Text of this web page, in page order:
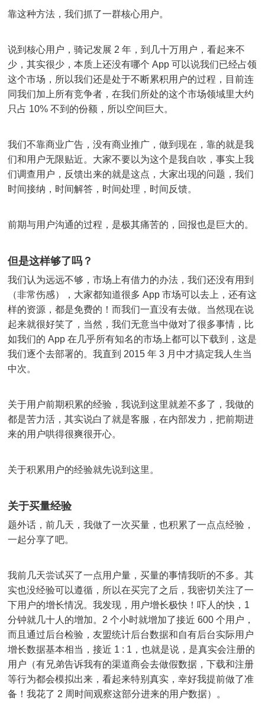
靠这种方法，我们抓了一群核心用户。
说到核心用户，骑记发展 2 年，到几十万用户，看起来不
少，其实很少，本质上还没有哪个 App 可以说我们已经占领
这个市场，所以我们还是处于不断累积用户的过程，目前连
同我们加上所有竞争者，在我们所处的这个市场领域里大约
只占 10% 不到的份额，所以空间巨大。
我们不靠商业广告，没有商业推广，做到现在，靠的就是我
们和用户无限贴近。大家不要以为这个是我自吹，事实上我
们调查用户，反馈出来的就是这点，大家出现的问题，我们
时间接纳，时间解答，时间处理，时间反馈。
前期与用户沟通的过程，是极其痛苦的，回报也是巨大的。
但是这样够了吗？
我们认为远远不够，市场上有借力的办法，我们还没有用到
（非常伤感），大家都知道很多 App 市场可以去上，还有这
样的资源，都是免费的！而我们一直没有去做。当然现在说
起来就很好笑了，当然，我们无意当中做对了很多事情，比
如我们的 App 在几乎所有知名的市场上都可以下载到，这是
我们逐个去部署的。我直到 2015 年 3 月中才搞定我人生当
中次。
关于用户前期积累的经验，我说到这里就差不多了，我做的
都是苦力活，其实说白了就是客服，在内部发力，把前期进
来的用户哄得很爽很开心。
关于积累用户的经验就先说到这里。
关于买量经验
题外话，前几天，我做了一次买量，也积累了一点点经验，
一起分享了吧。
我前几天尝试买了一点用户量，买量的事情我听的不多。其
实也没经验可以遵循，所以在买完了之后，我密切关注了一
下用户的增长情况。我发现，用户增长极快！吓人的快，1
分钟就几十人的增加。2 个小时就增加了接近 600 个用户，
而且通过后台检验，友盟统计后台数据和自有后台实际用户
增长数据基本相当，接近 1 : 1，也就是说，是真实会注册的
用户（有兄弟告诉我有的渠道商会去做假数据，下载和注册
等行为都会模拟出来，看起来特别真实，幸好我提前做了准
备！我花了 2 周时间观察这部分进来的用户数据）。